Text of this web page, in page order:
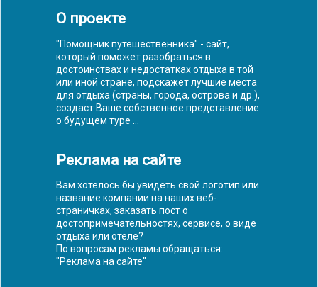
О проекте
"Помощник путешественника" - сайт,
который поможет разобраться в
достоинствах и недостатках отдыха в той
или иной стране, подскажет лучшие места
для отдыха (страны, города, острова и др.),
создаст Ваше собственное представление
о будущем туре ...
Реклама на сайте
Вам хотелось бы увидеть свой логотип или
название компании на наших веб-
страничках, заказать пост о
достопримечательностях, сервисе, о виде
отдыха или отеле?
По вопросам рекламы обращаться:
"Реклама на сайте"